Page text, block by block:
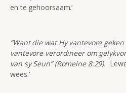
en te gehoorsaam.’
“Want die wat Hy vantevore
vantevore verordineer om
van sy Seun” (Romeine 8:29).
wees.’